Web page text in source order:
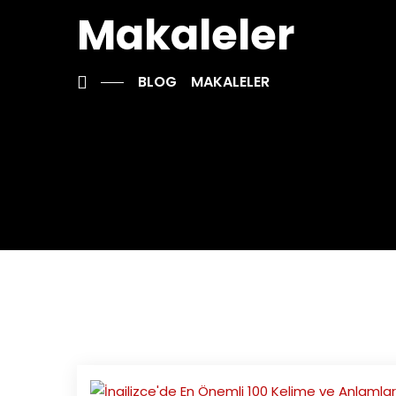
Makaleler
BLOG MAKALELER